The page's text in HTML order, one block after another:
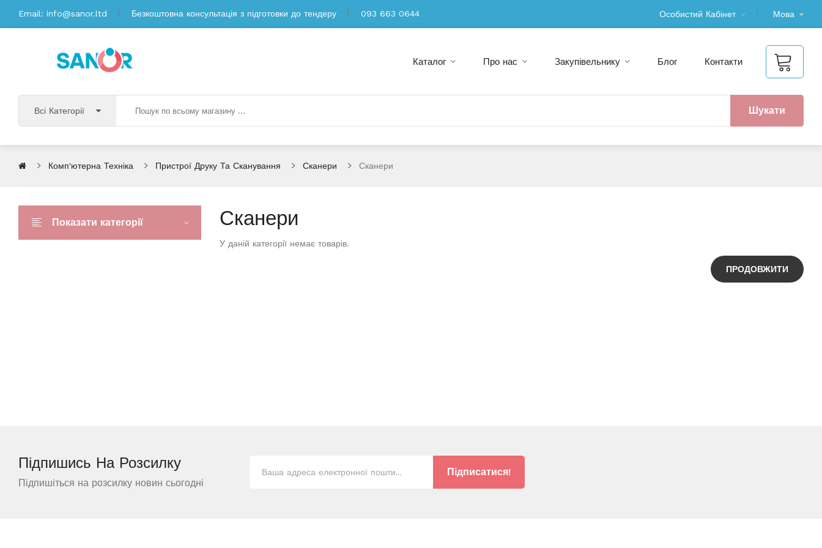
Email: info@sanor.ltd Безкоштовна консультація з підготовки до тендеру 093 663 0644 Особистий Кабінет Мова
Каталог Про нас Закупівельнику Блог Контакти
Всі Категорії Шукати
Комп'ютерна Техніка Пристрої Друку Та Сканування Сканери Сканери
Показати категорії Сканери
У даній категорії немає товарів.
ПРОДОВЖИТИ
Підпишись На Розсилку
Підпишіться на розсилку новин сьогодні
Підписатися!